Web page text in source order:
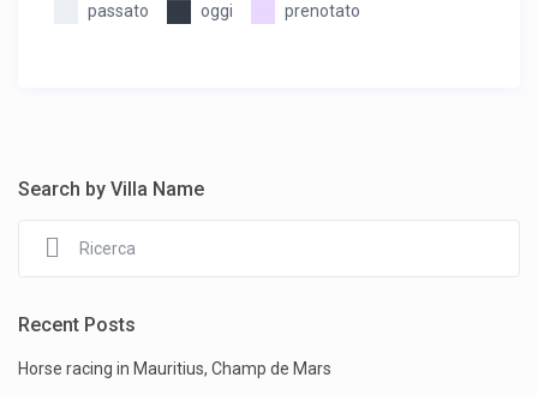
passato oggi prenotato
Search by Villa Name
Recent Posts
Horse racing in Mauritius, Champ de Mars